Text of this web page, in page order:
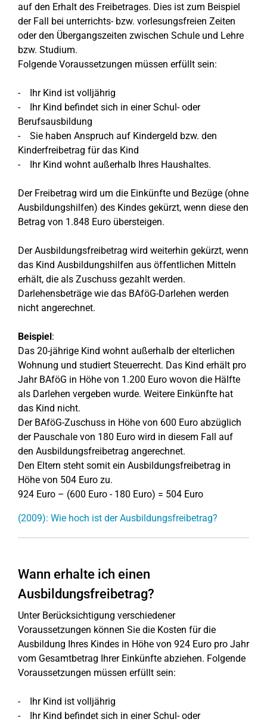
auf den Erhalt des Freibetrages. Dies ist zum Beispiel
der Fall bei unterrichts- bzw. vorlesungsfreien Zeiten
oder den Übergangszeiten zwischen Schule und Lehre
bzw. Studium.
Folgende Voraussetzungen müssen erfüllt sein:
- Ihr Kind ist volljährig
- Ihr Kind befindet sich in einer Schul- oder
Berufsausbildung
- Sie haben Anspruch auf Kindergeld bzw. den
Kinderfreibetrag für das Kind
- Ihr Kind wohnt außerhalb Ihres Haushaltes.
Der Freibetrag wird um die Einkünfte und Bezüge (ohne
Ausbildungshilfen) des Kindes gekürzt, wenn diese den
Betrag von 1.848 Euro übersteigen.
Der Ausbildungsfreibetrag wird weiterhin gekürzt, wenn
das Kind Ausbildungshilfen aus öffentlichen Mitteln
erhält, die als Zuschuss gezahlt werden.
Darlehensbeträge wie das BAföG-Darlehen werden
nicht angerechnet.
Beispiel:
Das 20-jährige Kind wohnt außerhalb der elterlichen
Wohnung und studiert Steuerrecht. Das Kind erhält pro
Jahr BAföG in Höhe von 1.200 Euro wovon die Hälfte
als Darlehen vergeben wurde. Weitere Einkünfte hat
das Kind nicht.
Der BAföG-Zuschuss in Höhe von 600 Euro abzüglich
der Pauschale von 180 Euro wird in diesem Fall auf
den Ausbildungsfreibetrag angerechnet.
Den Eltern steht somit ein Ausbildungsfreibetrag in
Höhe von 504 Euro zu.
924 Euro – (600 Euro - 180 Euro) = 504 Euro
(2009): Wie hoch ist der Ausbildungsfreibetrag?
Wann erhalte ich einen
Ausbildungsfreibetrag?
Unter Berücksichtigung verschiedener
Voraussetzungen können Sie die Kosten für die
Ausbildung Ihres Kindes in Höhe von 924 Euro pro Jahr
vom Gesamtbetrag Ihrer Einkünfte abziehen. Folgende
Voraussetzungen müssen erfüllt sein:
- Ihr Kind ist volljährig
- Ihr Kind befindet sich in einer Schul- oder